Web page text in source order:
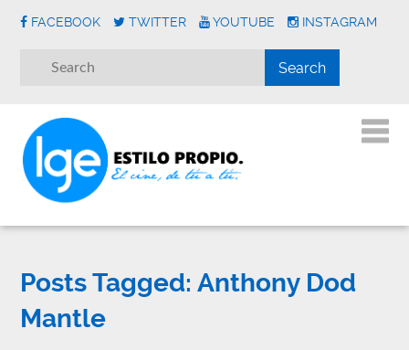
FACEBOOK TWITTER YOUTUBE INSTAGRAM
Posts Tagged: Anthony Dod
Mantle